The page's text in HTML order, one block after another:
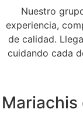
Nuestro
experiencia,
de calidad.
cuidando cada